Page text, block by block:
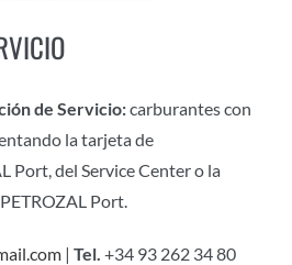
de Servicio:carburantes con
la tarjeta de
Port, del Service Center o la
Port.
|Tel. +34 93 262 34 80